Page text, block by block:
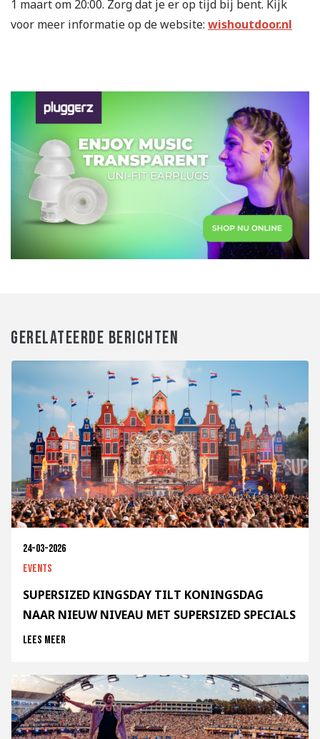
1 maart om 20:00. Zorg dat je er op tijd bij bent. Kijk
voor meer informatie op de website: wishoutdoor.nl
GERELATEERDE BERICHTEN
24-03-2026
Events
SUPERSIZED KINGSDAY TILT KONINGSDAG
NAAR NIEUW NIVEAU MET SUPERSIZED SPECIALS
Lees meer